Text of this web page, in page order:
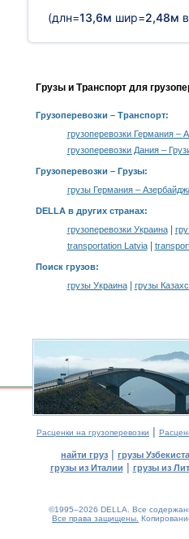
(длн=13,6м шир=2,48м
Грузы и Транспорт для
Грузоперевозки – Транспорт:
грузоперевозки Германия –
грузоперевозки Дания –
Грузоперевозки – Грузы:
грузы Германия –
DELLA в других странах:
грузоперевозки Украина|
transportation Latvia|
Поиск грузов:
грузы Украина| грузы
Расценки на грузоперевозки |
найти груз | грузы
грузы из Италии | грузы из
©1995–2026 DELLA. Все
Все права защищены.